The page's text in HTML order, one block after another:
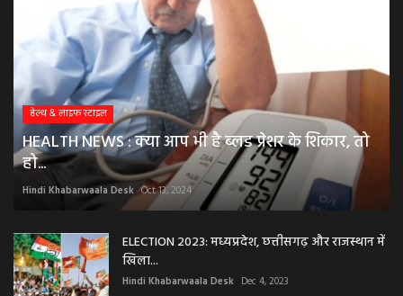
हेल्थ & लाइफ स्टाइल
HEALTH NEWS : क्या आप भी है ब्लड प्रेशर के शिकार, तो
हो...
Hindi Khabarwaala Desk Oct 13, 2024
ELECTION 2023: मध्यप्रदेश, छत्तीसगढ़ और राजस्थान में
खिला...
Hindi Khabarwaala Desk Dec 4, 2023